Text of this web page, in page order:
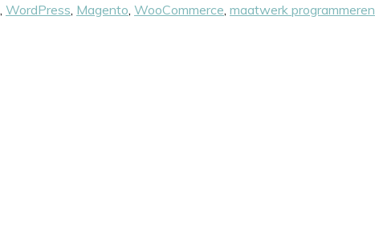
WordPress Magento WooCommerce maatwerk programmeren